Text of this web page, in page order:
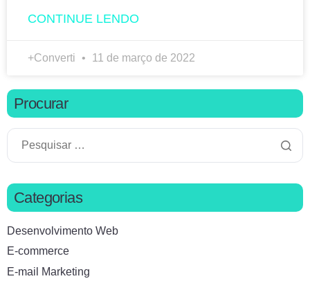
CONTINUE LENDO
+Converti 11 de março de 2022
Procurar
Categorias
Desenvolvimento Web
E-commerce
E-mail Marketing